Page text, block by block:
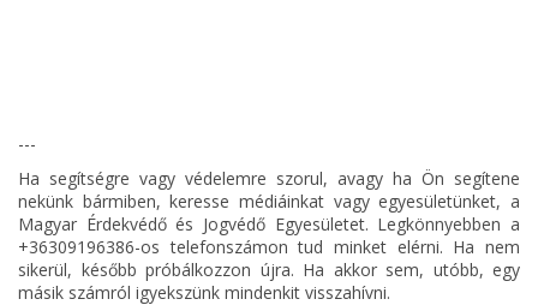
---
Ha segítségre vagy védelemre szorul, avagy ha Ön segítene
nekünk bármiben, keresse médiáinkat vagy egyesületünket, a
Magyar Érdekvédő és Jogvédő Egyesületet. Legkönnyebben a
+36309196386-os telefonszámon tud minket elérni. Ha nem
sikerül, később próbálkozzon újra. Ha akkor sem, utóbb, egy
másik számról igyekszünk mindenkit visszahívni.